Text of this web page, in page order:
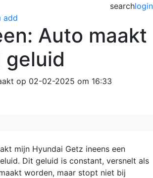
login
search
add
Auto maakt
geluid
op 02-02-2025 om 16:33
mijn Hyundai Getz ineens een
Dit geluid is constant, versnelt als
worden, maar stopt niet bij